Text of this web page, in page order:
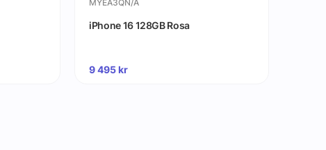
MYEA3QN/A
iPhone 16 128GB Rosa
9 495kr